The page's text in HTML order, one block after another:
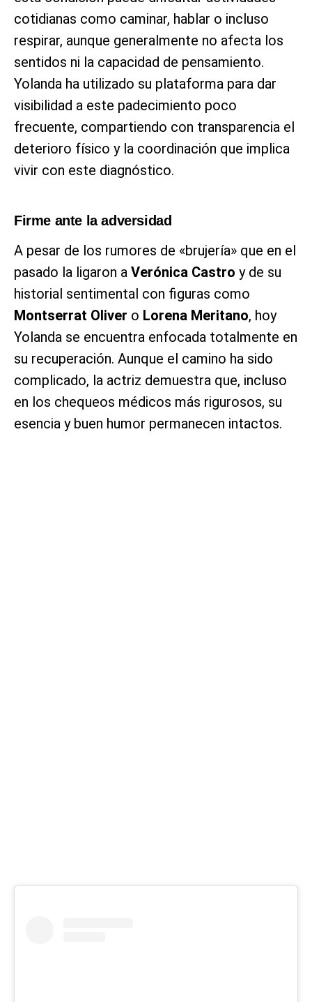
cotidianas como caminar, hablar o incluso
respirar, aunque generalmente no afecta los
sentidos ni la capacidad de pensamiento.
Yolanda ha utilizado su plataforma para dar
visibilidad a este padecimiento poco
frecuente, compartiendo con transparencia el
deterioro físico y la coordinación que implica
vivir con este diagnóstico.
Firme ante la adversidad
A pesar de los rumores de «brujería» que en el
pasado la ligaron a Verónica Castro y de su
historial sentimental con figuras como
Montserrat Oliver o Lorena Meritano, hoy
Yolanda se encuentra enfocada totalmente en
su recuperación. Aunque el camino ha sido
complicado, la actriz demuestra que, incluso
en los chequeos médicos más rigurosos, su
esencia y buen humor permanecen intactos.